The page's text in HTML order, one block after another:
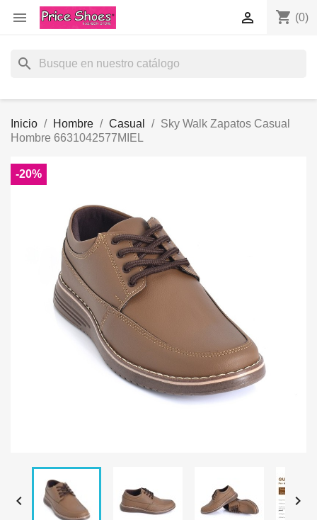
 shopping_cart (0)

search
Inicio Hombre Casual
Sky Walk Zapatos Casual
Hombre 6631042577MIEL
-20%
 